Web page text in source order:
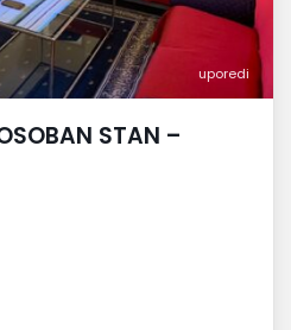
uporedi
STAN –